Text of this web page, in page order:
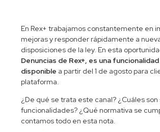
En Rex+ trabajamos constantemente en
mejoras y responder rápidamente a
disposiciones de la ley. En esta
Denuncias de Rex+, es una
disponible a partir del 1 de agosto para
plataforma.
¿De qué se trata este canal? ¿Cuáles son
funcionalidades? ¿Qué normativa se
contamos todo en esta nota.